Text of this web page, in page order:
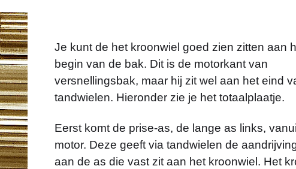
Je kunt de het kroonwiel goed zien zitten aan
begin van de bak. Dit is de motorkant van
versnellingsbak, maar hij zit wel aan het eind
tandwielen. Hieronder zie je het totaalplaatje.
Eerst komt de prise-as, de lange as links,
motor. Deze geeft via tandwielen de
aan de as die vast zit aan het kroonwiel. Het